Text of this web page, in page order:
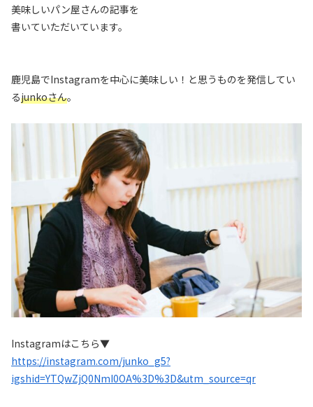
美味しいパン屋さんの記事を
書いていただいています。
鹿児島でInstagramを中心に美味しい！と思うものを発信してい
るjunkoさん。
Instagramはこちら▼
https://instagram.com/junko_g5?
igshid=YTQwZjQ0NmI0OA%3D%3D&utm_source=qr